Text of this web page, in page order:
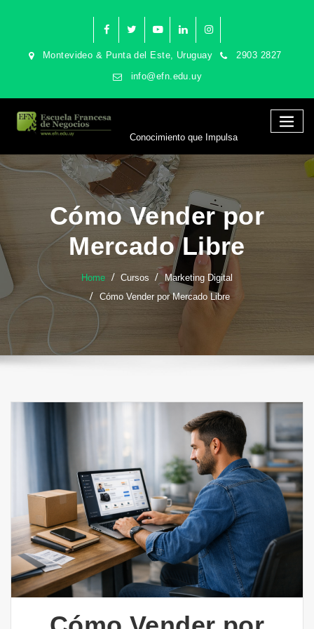
Montevideo & Punta del Este, Uruguay 2903 2827
info@efn.edu.uy
Conocimiento que Impulsa
Cómo Vender por
Mercado Libre
Home Cursos
Marketing Digital
Cómo Vender por Mercado Libre